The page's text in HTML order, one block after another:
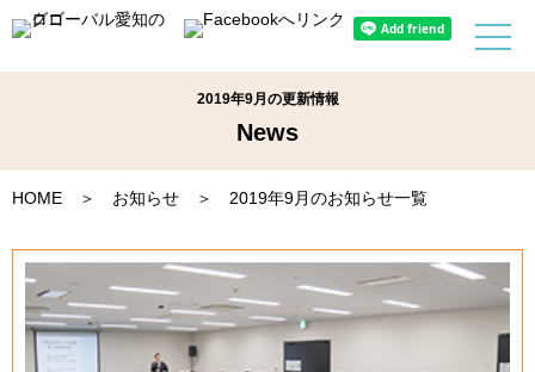
2019年9月の更新情報
News
HOME ＞ お知らせ ＞ 2019年9月のお知らせ一覧